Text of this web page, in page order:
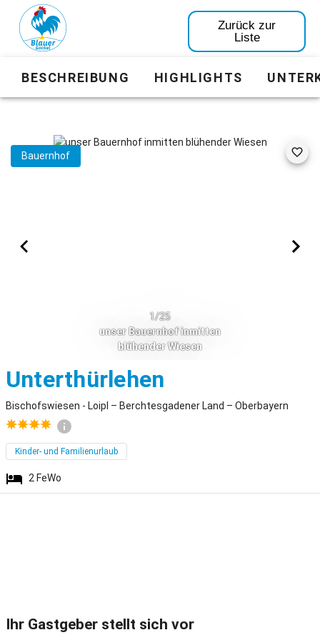
Zurück zur
Liste
BESCHREIBUNG HIGHLIGHTS
Bauernhof
1/25
unser Bauernhof inmitten
blühender Wiesen
Unterthürlehen
Bischofswiesen - Loipl – Berchtesgadener Land – Oberbayern
Kinder- und Familienurlaub
2 FeWo
Ihr Gastgeber stellt sich vor